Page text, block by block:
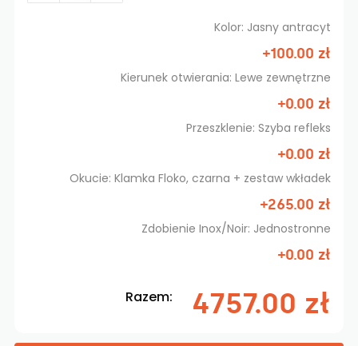
Kolor: Jasny antracyt
+100.00 zł
Kierunek otwierania: Lewe zewnętrzne
+0.00 zł
Przeszklenie: Szyba refleks
+0.00 zł
Okucie: Klamka Floko, czarna + zestaw wkładek
+265.00 zł
Zdobienie Inox/Noir: Jednostronne
+0.00 zł
Razem: 4757.00 zł